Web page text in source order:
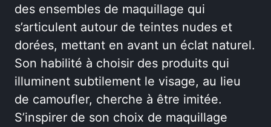
des ensembles de maquillage qui
s’articulent autour de teintes nudes et
dorées, mettant en avant un éclat naturel.
Son habilité à choisir des produits qui
illuminent subtilement le visage, au lieu
de camoufler, cherche à être imitée.
S’inspirer de son choix de maquillage